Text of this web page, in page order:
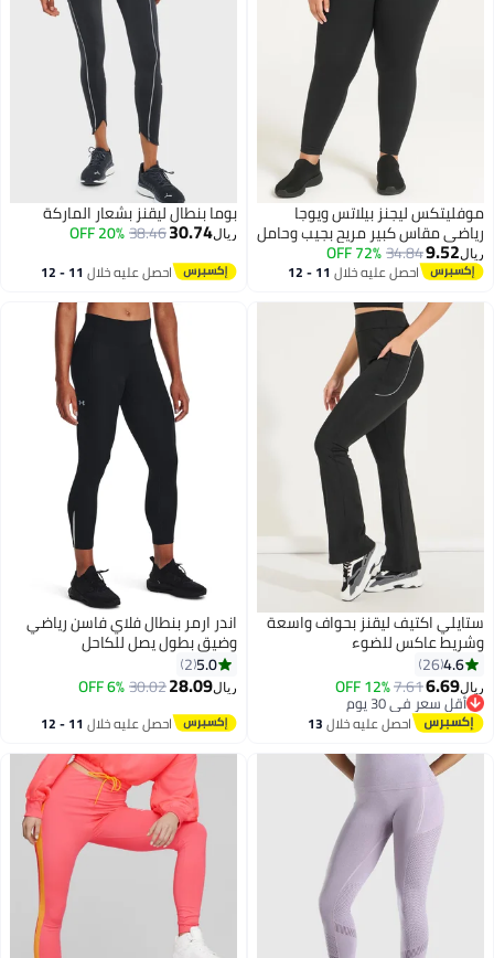
موفليتكس ليجنز بيلاتس ويوجا
رياضي مقاس كبير مريح بجيب وحامل
بطاقات بجودة عالية
ريال9.52
34.84
72% OFF
احصل عليه خلال 11 - 12
بوما بنطال ليقنز بشعار الماركة
ريال30.74
38.46
20% OFF
احصل عليه خلال 11 - 12
ستايلي اكتيف ليقنز بحواف واسعة
وشريط عاكس للضوء
4.6
26
ريال6.69
7.61
12% OFF
أقل سعر في 30 يوم
أقل سعر في 30 يوماحصل عليه خلال13
اندر ارمر بنطال فلاي فاسن رياضي
وضيق بطول يصل للكاحل
5.0
2
ريال28.09
30.02
6% OFF
احصل عليه خلال 11 - 12